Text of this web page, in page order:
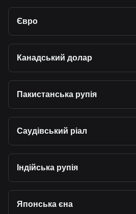
Євро
Канадський долар
Пакистанська рупія
Саудівський ріал
Індійська рупія
Японська єна